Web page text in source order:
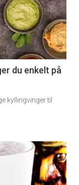
du enkelt på
kyllingvinger til